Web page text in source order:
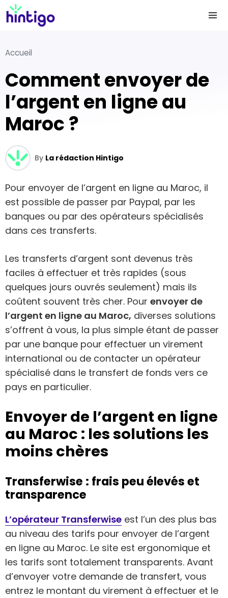
Accueil
Comment envoyer de
l’argent en ligne au
Maroc ?
By La rédaction Hintigo
Pour envoyer de l’argent en ligne au Maroc, il
est possible de passer par Paypal, par les
banques ou par des opérateurs spécialisés
dans ces transferts.
Les transferts d’argent sont devenus très
faciles à effectuer et très rapides (sous
quelques jours ouvrés seulement) mais ils
coûtent souvent très cher. Pour envoyer de
l’argent en ligne au Maroc, diverses solutions
s’offrent à vous, la plus simple étant de passer
par une banque pour effectuer un virement
international ou de contacter un opérateur
spécialisé dans le transfert de fonds vers ce
pays en particulier.
Envoyer de l’argent en ligne
au Maroc : les solutions les
moins chères
Transferwise : frais peu élevés et
transparence
L’opérateur Transferwise est l’un des plus bas
au niveau des tarifs pour envoyer de l’argent
en ligne au Maroc. Le site est ergonomique et
les tarifs sont totalement transparents. Avant
d’envoyer votre demande de transfert, vous
entrez le montant du virement à effectuer et le